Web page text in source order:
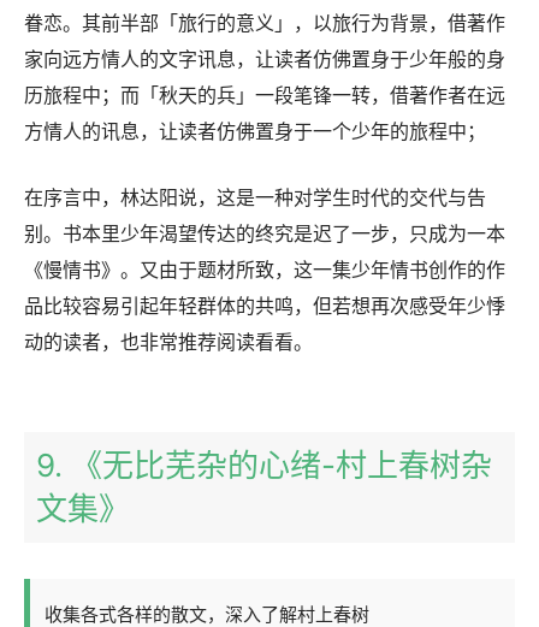
眷恋。其前半部「旅行的意义」，以旅行为背景，借著作
家向远方情人的文字讯息，让读者仿佛置身于少年般的身
历旅程中；而「秋天的兵」一段笔锋一转，借著作者在远
方情人的讯息，让读者仿佛置身于一个少年的旅程中；
在序言中，林达阳说，这是一种对学生时代的交代与告
别。书本里少年渴望传达的终究是迟了一步，只成为一本
《慢情书》。又由于题材所致，这一集少年情书创作的作
品比较容易引起年轻群体的共鸣，但若想再次感受年少悸
动的读者，也非常推荐阅读看看。
9. 《无比芜杂的心绪-村上春树杂
文集》
收集各式各样的散文，深入了解村上春树